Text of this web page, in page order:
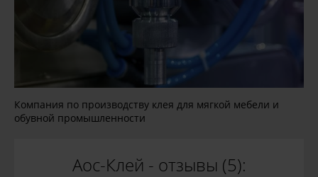
Компания по производству клея для мягкой мебели и
обувной промышленности
Аос-Клей - отзывы (5):